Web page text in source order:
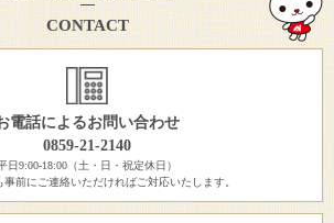
CONTACT
電話によるお問い合わせ
0859-21-2140
日9:00-18:00（土・日・祝定休日）
前にご連絡いただければご対応いたします。